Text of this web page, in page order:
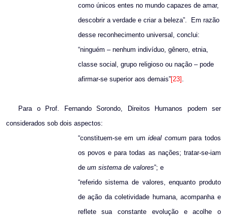
como únicos entes no mundo capazes de amar,
descobrir a verdade e criar a beleza”.
Em razão
desse reconhecimento universal, conclui:
“ninguém – nenhum indivíduo, gênero, etnia,
classe social, grupo religioso ou nação – pode
afirmar-se superior aos demais”[23] .
Para o Prof. Fernando Sorondo, Direitos Humanos podem ser
considerados sob dois aspectos:
“constituem-se em umideal comumpara todos
os povos e para todas as nações; tratar-se-iam
de um sistema de valores”; e
“referido sistema de valores, enquanto produto
de ação da coletividade humana, acompanha e
reflete sua constante evolução e acolhe o